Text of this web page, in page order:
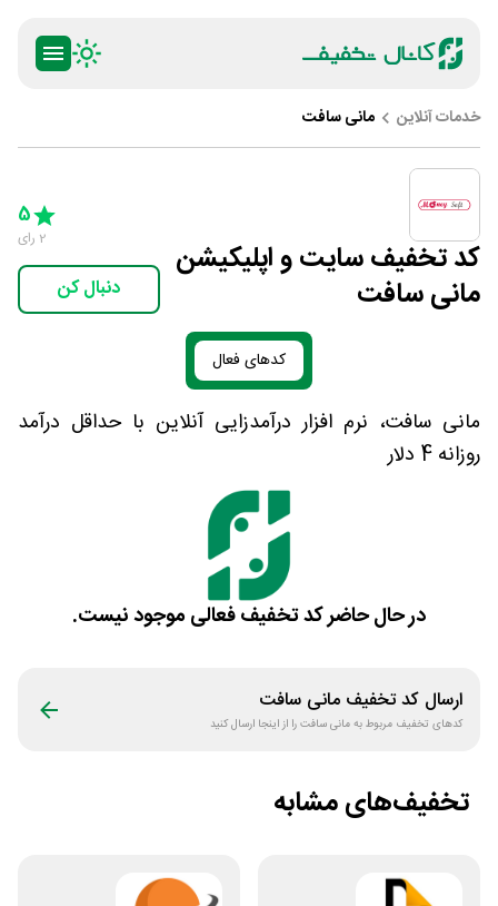
خدمات آنلاین مانی سافت
کد تخفیف سایت و اپلیکیشن
مانی سافت
5 Stars
5
2 رای
دنبال کن
کدهای فعال
مانی سافت، نرم افزار درآمدزایی آنلاین با حداقل درآمد
روزانه 4 دلار
در حال حاضر کد تخفیف فعالی موجود نیست.
ارسال کد تخفیف مانی سافت
کدهای تخفیف مربوط بهمانی سافترا از اینجا ارسال کنید
تخفیف‌های مشابه